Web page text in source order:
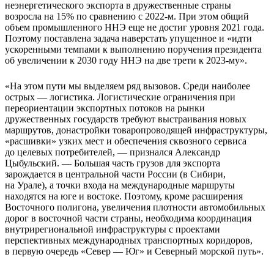
неэнергетического экспорта в дружественные страны
возросла на 15% по сравнению с 2022-м. При этом общий
объем промышленного ННЭ еще не достиг уровня 2021 года.
Поэтому поставлена задача наверстать упущенное и «идти
ускоренными темпами к выполнению поручения президента
об увеличении к 2030 году ННЭ на две трети к 2023-му».
«На этом пути мы выделяем ряд вызовов. Среди наиболее
острых — логистика. Логистические ограничения при
переориентации экспортных потоков на рынки
дружественных государств требуют выстраивания новых
маршрутов, донастройки товаропроводящей инфраструктуры,
«расшивки» узких мест и обеспечения сквозного сервиса
до целевых потребителей, — признался Александр
Цыбульский. — Большая часть грузов для экспорта
зарождается в центральной части России (в Сибири,
на Урале), а точки входа на международные маршруты
находятся на юге и востоке. Поэтому, кроме расширения
Восточного полигона, увеличения плотности автомобильных
дорог в восточной части страны, необходима координация
внутрирегиональной инфраструктуры с проектами
перспективных международных транспортных коридоров,
в первую очередь «Север — Юг» и Северный морской путь».